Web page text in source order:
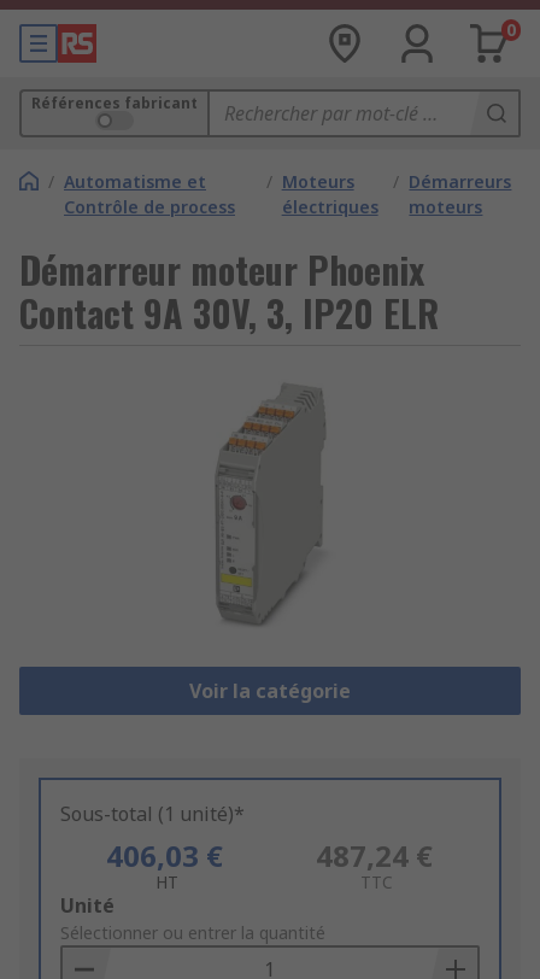
0
Références fabricant
/ Automatisme et
Contrôle de process
/ Moteurs
électriques
/ Démarreurs
moteurs
Démarreur moteur Phoenix
Contact 9A 30V, 3, IP20 ELR
Voir la catégorie
Sous-total (1 unité)*
406,03 €
HT
487,24 €
TTC
Add
to
Basket
Unité
Sélectionner ou entrer la quantité